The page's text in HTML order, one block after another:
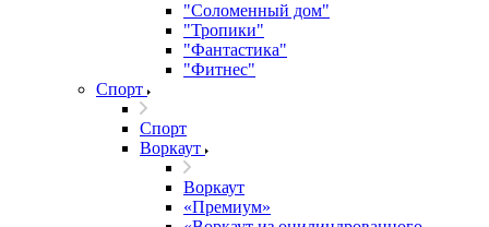
"Соломенный дом"
"Тропики"
"Фантастика"
"Фитнес"
Спорт
Спорт
Воркаут
Воркаут
«Премиум»